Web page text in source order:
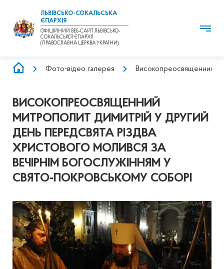
ЛЬВІВСЬКО-СОКАЛЬСЬКА
ЄПАРХІЯ
ОФІЦІЙНИЙ ВЕБ-САЙТ ЛЬВІВСЬКО-
СОКАЛЬСЬКОЇ ЄПАРХІЇ
(ПРАВОСЛАВНА ЦЕРКВА УКРАЇНИ)
РЯДОКФото-відео галерея Високопреосвященний
ВИСОКОПРЕОСВЯЩЕННИЙ
МИТРОПОЛИТ ДИМИТРІЙ У ДРУГИЙ
ДЕНЬ ПЕРЕДСВЯТА РІЗДВА
ХРИСТОВОГО МОЛИВСЯ ЗА
ВЕЧІРНІМ БОГОСЛУЖІННЯМ У
СВЯТО-ПОКРОВСЬКОМУ СОБОРІ